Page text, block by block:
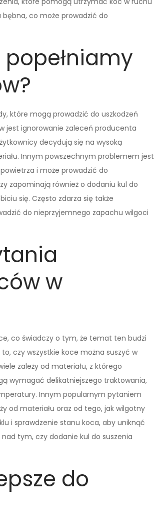
bębna, co może prowadzić do
które mogą prowadzić do uszkodzeń
jest ignorowanie zaleceń producenta
decydują się na wysoką
Innym powszechnym problemem jest
i może prowadzić do
zapominają również o dodaniu kul do
się. Często zdarza się także
do nieprzyjemnego zapachu wilgoci
w
co świadczy o tym, że temat ten budzi
czy wszystkie koce można suszyć w
zależy od materiału, z którego
wymagać delikatniejszego traktowania,
Innym popularnym pytaniem
od materiału oraz od tego, jak wilgotny
i sprawdzenie stanu koca, aby uniknąć
tym, czy dodanie kul do suszenia
do